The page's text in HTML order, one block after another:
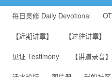
每日灵修 Daily Devotional
【近期讲章】 【过往讲章】
见证 Testimony 【讲道录音】